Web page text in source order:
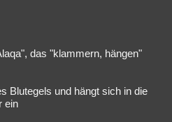
das "klammern, hängen"
Blutegels und hängt sich in die
ein